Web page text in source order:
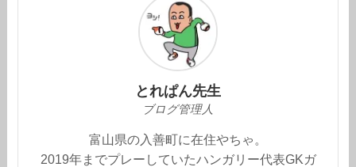
とれぱん先生
ブログ管理人
富山県の入善町に在住やちゃ。
2019年までプレーしていたハンガリー代表GKガ